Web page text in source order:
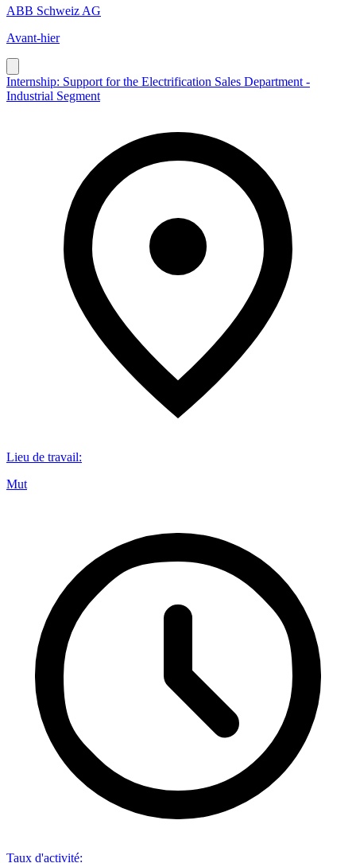
ABB Schweiz AG
Avant-hier
Internship: Support for the Electrification Sales Department -
Industrial Segment
Lieu de travail:
Mut
Taux d'activité: